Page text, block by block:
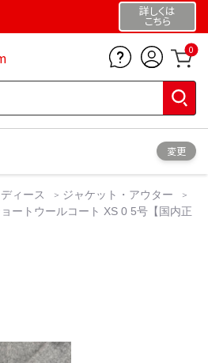
詳しくは
こちら
0
変更
ィース
ジャケット・アウター
ートウールコート XS 0 5号【国内正